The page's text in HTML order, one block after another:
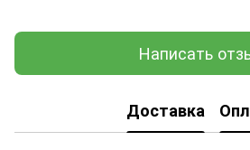
Написать
Доставка